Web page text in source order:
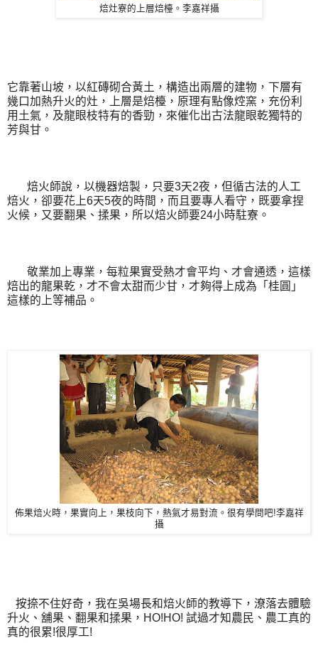
焙灶寮的上層焙檯。李嘉祥攝
它靠著山坡，以紅磚砌合黃土，構造出兩層的建物，下層有
幾口加熱升火的灶，上層是焙檯，原理有點像焢窯，充份利
用土氣，及龍眼枝特有的香勁，來催化出古法龍眼乾獨特的
芳與甘。
焙火師說，以機器焙製，只要3天2夜，但循古法的人工
焙火，卻要花上6天5夜的時間，而且要專人看守，既要拿捏
火候，又要翻果、揉果，所以焙火師要24小時駐寮。
敬業加上專業，每粒果實受熱才會平均、才會通透，這樣
焙出的龍果乾，才不會太甜而少甘，才夠得上成為「桂圓」
這樣的上等補品。
佈果焙火時，果實向上，果枝向下，熱氣才易對流。很有學問吧!李嘉祥
攝
按捺不住好奇，我在吳場長和焙火師的教導下，潦落去體驗
升火、舖果、翻果和揉果，HO!HO! 試過才知農民、農工真的
真的很累!很厚工!